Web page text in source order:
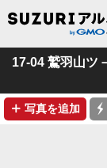
17-04 鷲羽山ツ
➕ 写真を追加 ⚡